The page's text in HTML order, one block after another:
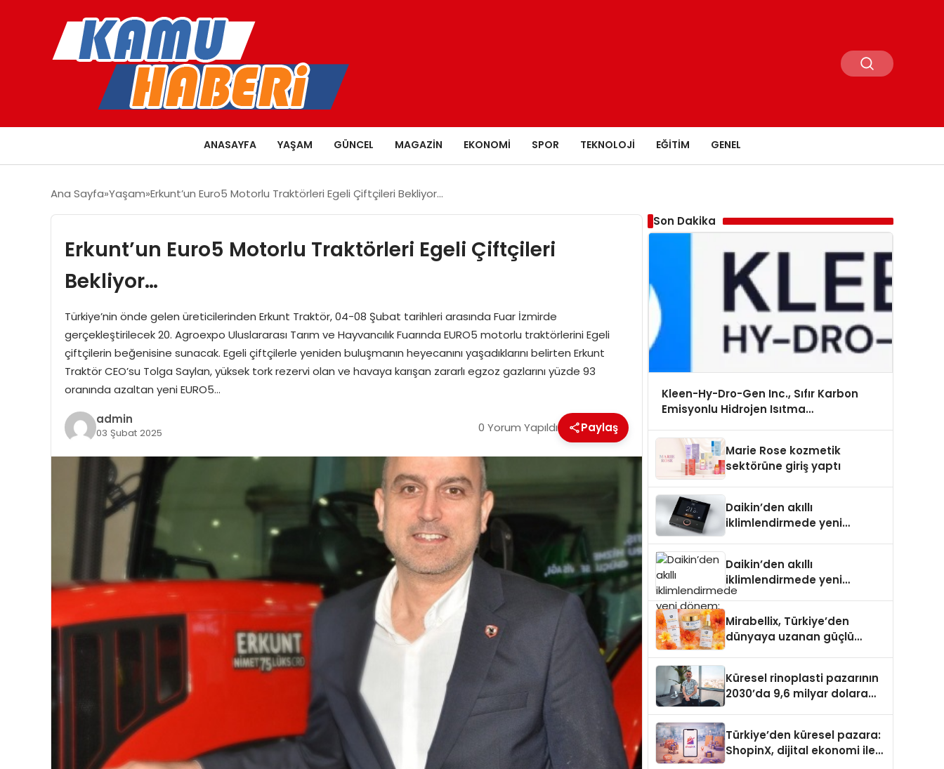
ANASAYFA YAŞAM GÜNCEL MAGAZIN EKONOMI SPOR TEKNOLOJI EĞITIM GENEL
Ana Sayfa Yaşam Erkunt’un Euro5 Motorlu Traktörleri Egeli Çiftçileri Bekliyor…
Erkunt’un Euro5 Motorlu Traktörleri Egeli Çiftçileri
Bekliyor…
Türkiye’nin önde gelen üreticilerinden Erkunt Traktör, 04-08 Şubat tarihleri arasında Fuar İzmirde
gerçekleştirilecek 20. Agroexpo Uluslararası Tarım ve Hayvancılık Fuarında EURO5 motorlu traktörlerini Egeli
çiftçilerin beğenisine sunacak. Egeli çiftçilerle yeniden buluşmanın heyecanını yaşadıklarını belirten Erkunt
Traktör CEO’su Tolga Saylan, yüksek tork rezervi olan ve havaya karışan zararlı egzoz gazlarını yüzde 93
oranında azaltan yeni EURO5…
admin
03 Şubat 2025 0 Yorum Yapıldı Paylaş
Son Dakika
Kleen-Hy-Dro-Gen Inc., Sıfır Karbon
Emisyonlu Hidrojen Isıtma
Onaylarını Aldı
Marie Rose kozmetik
sektörüne giriş yaptı
Daikin’den akıllı
iklimlendirmede yeni
Daikin’den akıllı
iklimlendirmede yeni
dönem: Madoka Plus
Mirabellix, Türkiye’den
dünyaya uzanan güçlü
Küresel rinoplasti pazarının
2030’da 9,6 milyar dolara
Türkiye’den küresel pazara:
ShopinX, dijital ekonomi ile